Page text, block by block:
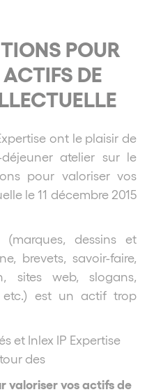
POUR
DE
ont le plaisir de
atelier sur le
pour valoriser vos
le 11 décembre 2015
(marques, dessins et
brevets, savoir-faire,
sites web, slogans,
etc.) est un actif trop
et Inlex IP Expertise
des
valoriser vos actifs de